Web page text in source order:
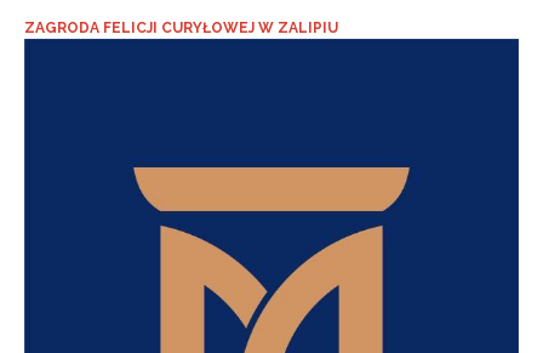
ZAGRODA FELICJI CURYŁOWEJ W ZALIPIU